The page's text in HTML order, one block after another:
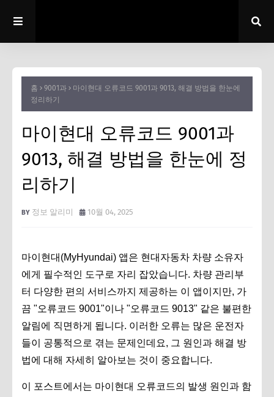
홈 9001과
마이현대 오류코드 9001과 9013, 해결 방법을 한눈에
정리하기
마이현대 오류코드 9001과
9013, 해결 방법을 한눈에 정
리하기
정보 알리미 10월 04, 2025
마이현대(MyHyundai) 앱은 현대자동차 차량 소유자
에게 필수적인 도구로 자리 잡았습니다. 차량 관리부
터 다양한 편의 서비스까지 제공하는 이 앱이지만, 가
끔 "오류코드 9001"이나 "오류코드 9013" 같은 불편한
알림에 직면하게 됩니다. 이러한 오류는 많은 운전자
들이 공통적으로 겪는 문제인데요, 그 원인과 해결 방
법에 대해 자세히 알아보는 것이 중요합니다.
이 포스트에서는 마이현대 오류코드의 발생 원인과 함